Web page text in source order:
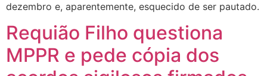
dezembro e, aparentemente, esquecido de ser pautado.
Requião Filho questiona
MPPR e pede cópia dos